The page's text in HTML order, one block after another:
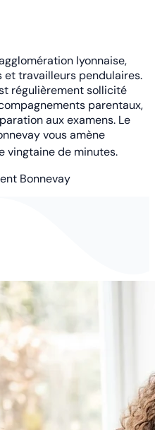
lyonnaise,
travailleurs pendulaires.
régulièrement sollicité
parentaux,
aux examens. Le
vous amène
vingtaine de minutes.
Bonnevay